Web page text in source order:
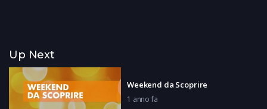
Up Next
Weekend da Scoprire
1 anno fa